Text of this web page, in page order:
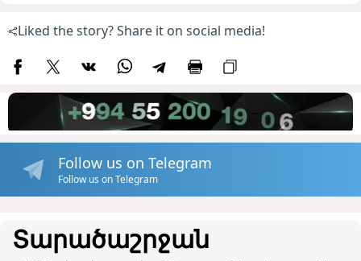
Liked the story? Share it on social media!
Follow us on Telegram
Follow us on Telegram
Տարածաշրջան